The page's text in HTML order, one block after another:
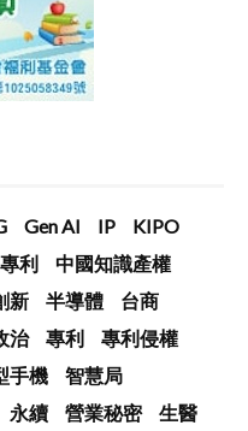
Gen AI IP
KIPO
利
中國知識產權
新 半導體
台商
治 專利
專利侵權
手機
智慧局
永續 營業秘密 生醫